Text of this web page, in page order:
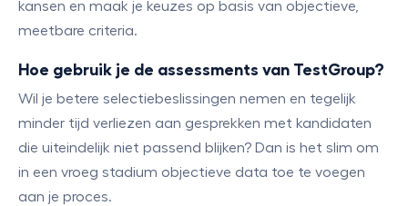
kansen en maak je keuzes op basis van objectieve,
meetbare criteria.
Hoe gebruik je de assessments van TestGroup?
Wil je betere selectiebeslissingen nemen en tegelijk
minder tijd verliezen aan gesprekken met kandidaten
die uiteindelijk niet passend blijken? Dan is het slim om
in een vroeg stadium objectieve data toe te voegen
aan je proces.